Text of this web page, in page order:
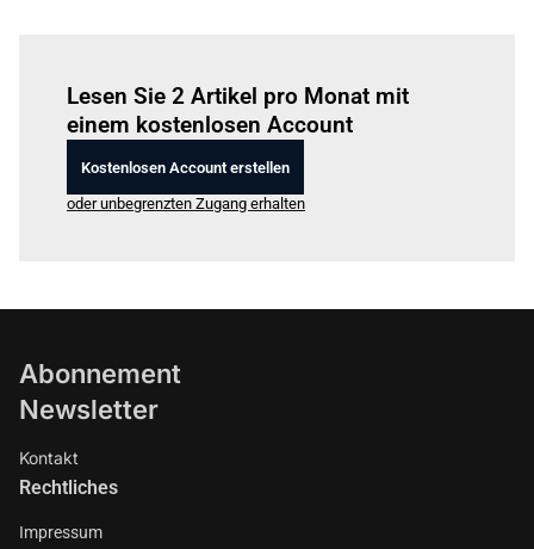
Lesen Sie 2 Artikel pro Monat mit
einem kostenlosen Account
Kostenlosen Account erstellen
oder unbegrenzten Zugang erhalten
Abonnement
Newsletter
Kontakt
Rechtliches
Impressum